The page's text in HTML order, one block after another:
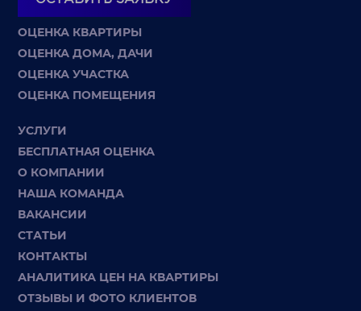
ОЦЕНКА КВАРТИРЫ
ОЦЕНКА ДОМА, ДАЧИ
ОЦЕНКА УЧАСТКА
ОЦЕНКА ПОМЕЩЕНИЯ
УСЛУГИ
БЕСПЛАТНАЯ ОЦЕНКА
О КОМПАНИИ
НАША КОМАНДА
ВАКАНСИИ
СТАТЬИ
КОНТАКТЫ
АНАЛИТИКА ЦЕН НА КВАРТИРЫ
ОТЗЫВЫ И ФОТО КЛИЕНТОВ